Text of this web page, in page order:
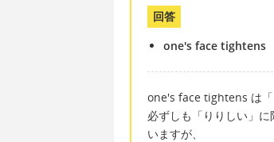
回答
one's face tightens
one's face tightens は「
必ずしも「りりしい」
いますが、